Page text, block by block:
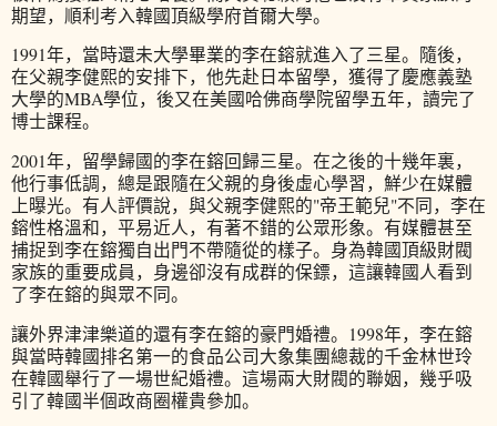
期望，順利考入韓國頂級學府首爾大學。
1991年，當時還未大學畢業的李在鎔就進入了三星。隨後，
在父親李健熙的安排下，他先赴日本留學，獲得了慶應義塾
大學的MBA學位，後又在美國哈佛商學院留學五年，讀完了
博士課程。
2001年，留學歸國的李在鎔回歸三星。在之後的十幾年裏，
他行事低調，總是跟隨在父親的身後虛心學習，鮮少在媒體
上曝光。有人評價說，與父親李健熙的"帝王範兒"不同，李在
鎔性格溫和，平易近人，有著不錯的公眾形象。有媒體甚至
捕捉到李在鎔獨自出門不帶隨從的樣子。身為韓國頂級財閥
家族的重要成員，身邊卻沒有成群的保鏢，這讓韓國人看到
了李在鎔的與眾不同。
讓外界津津樂道的還有李在鎔的豪門婚禮。1998年，李在鎔
與當時韓國排名第一的食品公司大象集團總裁的千金林世玲
在韓國舉行了一場世紀婚禮。這場兩大財閥的聯姻，幾乎吸
引了韓國半個政商圈權貴參加。